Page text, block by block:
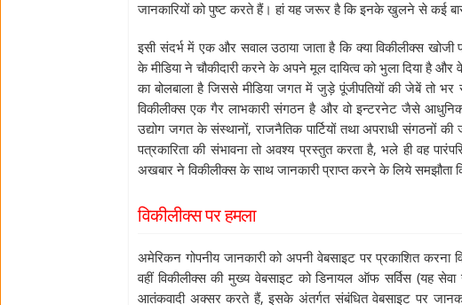
जानकारियों को पुष्ट करते हैं। हां यह जरूर है कि इनके खुलने से कई
इसी संदर्भ में एक और सवाल उठाया जाता है कि क्या विकीलीक्स
के मीडिया ने चौकीदारी करने के अपने मूल दायित्व को भुला दिया है
का बोलबाला है जिससे मीडिया जगत में जुड़े पूंजीपतियों की जेबें तो भर
विकीलीक्स एक गैर लाभकारी संगठन है और वो इन्टरनेट जैसे
उद्योग जगत के संस्थानों, राजनैतिक पार्टियों तथा अपराधी संगठनों
पत्रकारिता की संभावना तो अवश्य प्रस्तुत करता है, भले ही वह
अखबार ने विकीलीक्स के साथ जानकारी प्राप्त करने के लिये समझौता
विकीलीक्स पर हमला
अमेरिकन गोपनीय जानकारी को अपनी वेबसाइट पर प्रकाशित
वहीं विकीलीक्स की मुख्य वेबसाइट को डिनायल ऑफ सर्विस (यह
आतंकवादी अक्सर करते हैं, इसके अंतर्गत संबंधित वेबसाइट पर